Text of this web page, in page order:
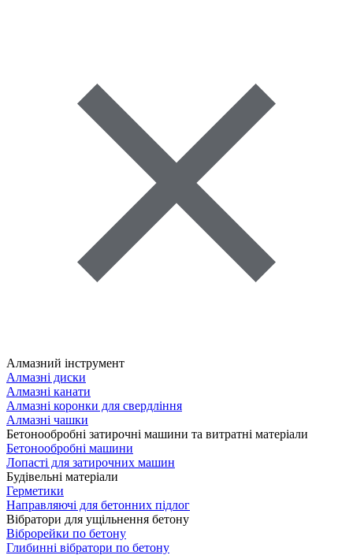
Алмазний інструмент
Алмазні диски
Алмазні канати
Алмазні коронки для свердління
Алмазні чашки
Бетонообробні затирочні машини та витратні матеріали
Бетонообробні машини
Лопасті для затирочних машин
Будівельні матеріали
Герметики
Направляючі для бетонних підлог
Вібратори для ущільнення бетону
Віброрейки по бетону
Глибинні вібратори по бетону